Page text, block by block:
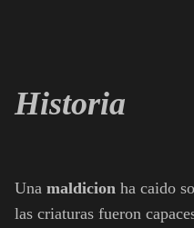
Historia
Una maldicion ha caido
las criaturas fueron